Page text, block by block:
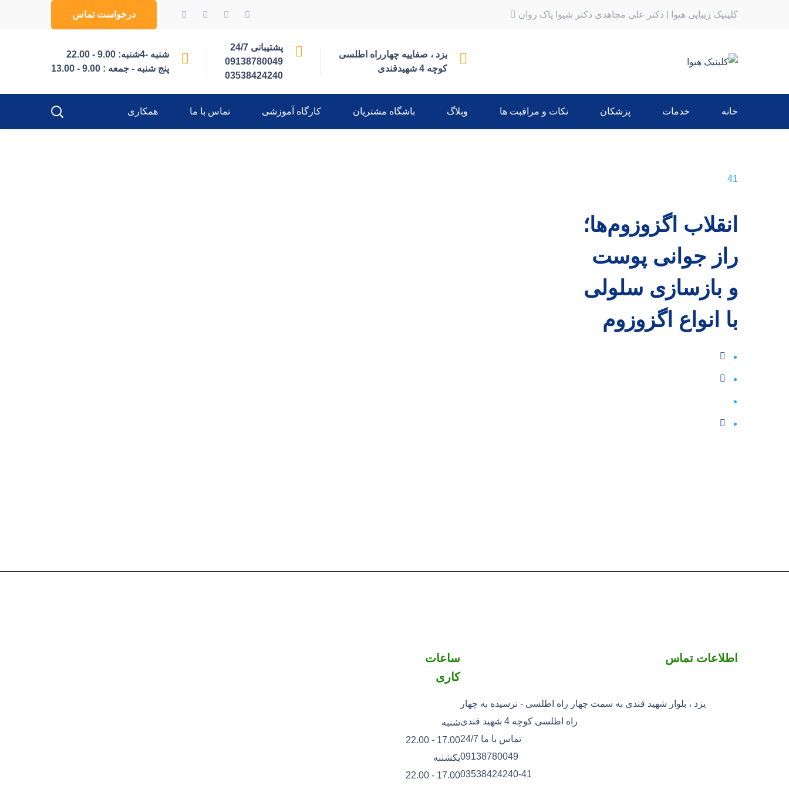
کلینیک زیبایی هیوا | دکتر علی مجاهدی دکتر شیوا پاک روان درخواست تماس
یزد ، صفاییه چهارراه اطلسی
کوچه 4 شهیدقندی
پشتیبانی 24/7
09138780049
03538424240
شنبه -4شنبه: 9.00 - 22.00
پنج شنبه - جمعه : 9.00 - 13.00
خانه خدمات پزشکان نکات و مراقبت ها وبلاگ باشگاه مشتریان کارگاه آموزشی تماس با ما همکاری
41
انقلاب اگزوزوم‌ها؛
راز جوانی پوست
و بازسازی سلولی
با انواع اگزوزوم
اطلاعات تماس
یزد ، بلوار شهید قندی به سمت چهار راه اطلسی - نرسیده به چهار
راه اطلسی کوچه 4 شهید قندی
تماس با ما 24/7
09138780049
03538424240-41
ساعات
کاری
شنبه
17.00 - 22.00
یکشنبه
17.00 - 22.00